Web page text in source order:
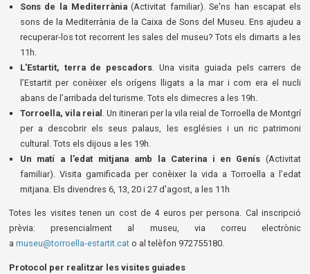
Sons de la Mediterrània(Activitat familiar). Se'ns han escapat els
sons de la Mediterrània de la Caixa de Sons del Museu. Ens ajudeu a
recuperar-los tot recorrent les sales del museu? Tots els dimarts a les
11h.
L’Estartit, terra de pescadors. Una visita guiada pels carrers de
l’Estartit per conèixer els orígens lligats a la mar i com era el nucli
abans de l’arribada del turisme. Tots els dimecres a les 19h.
Torroella, vila reial . Un itinerari per la vila reial de Torroella de Montgrí
per a descobrir els seus palaus, les esglésies i un ric patrimoni
cultural. Tots els dijous a les 19h.
Un matí a l’edat mitjana amb la Caterina i en Genís (Activitat
familiar). Visita gamificada per conèixer la vida a Torroella a l’edat
mitjana. Els divendres 6, 13, 20 i 27 d'agost, a les 11h
Totes les visites tenen un cost de 4 euros per persona. Cal inscripció
prèvia: presencialment al museu, via correu electrònic
a museu@torroella-estartit.cato al telèfon 972755180.
Protocol per realitzar les visites guiades